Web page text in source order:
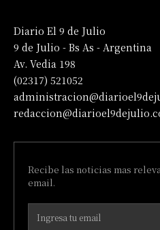
Diario El 9 de Julio
9 de Julio - Bs As - Argentina
Av. Vedia 198
(02317) 521052
Recibe las noticias mas
email.